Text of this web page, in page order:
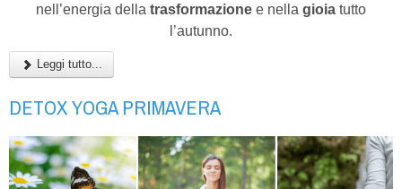
nell’energia della trasformazione e nella gioia tutto
l’autunno.
Leggi tutto...
DETOX YOGA PRIMAVERA